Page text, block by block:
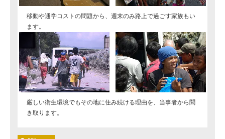
移動や通学コストの問題から、週末のみ路上で過ごす家族もい
ます。
厳しい衛生環境でもその地に住み続ける理由を、当事者から聞
き取ります。